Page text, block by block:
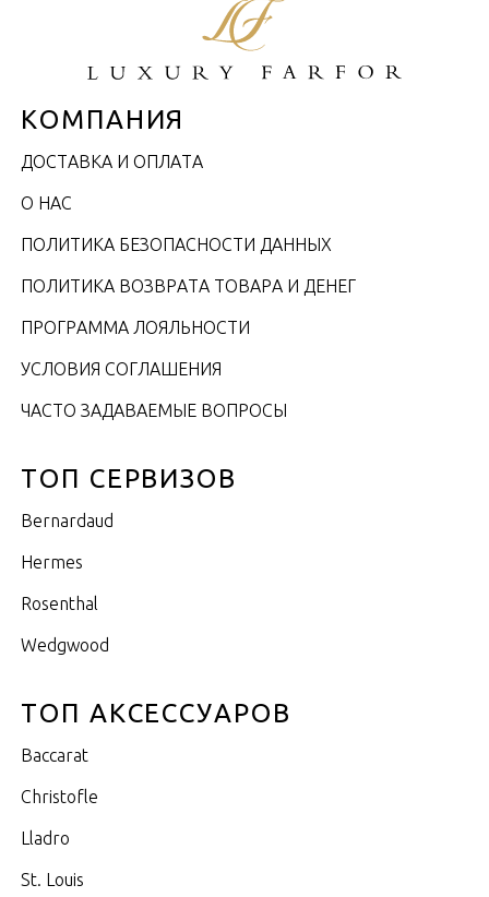
КОМПАНИЯ
ДОСТАВКА И ОПЛАТА
О НАС
ПОЛИТИКА БЕЗОПАСНОСТИ ДАННЫХ
ПОЛИТИКА ВОЗВРАТА ТОВАРА И ДЕНЕГ
ПРОГРАММА ЛОЯЛЬНОСТИ
УСЛОВИЯ СОГЛАШЕНИЯ
ЧАСТО ЗАДАВАЕМЫЕ ВОПРОСЫ
ТОП СЕРВИЗОВ
Bernardaud
Hermes
Rosenthal
Wedgwood
ТОП АКСЕССУАРОВ
Baccarat
Christofle
Lladro
St. Louis